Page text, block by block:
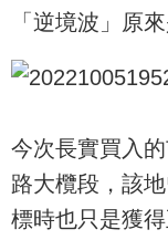
「逆境波」原
今次長實買入
路大欖段，該
標時也只是獲